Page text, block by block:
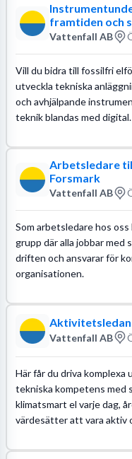
framtiden och
Vattenfall AB
Vill du bidra till fossilfri
utveckla tekniska
och avhjälpande
teknik blandas med digital.
Arbetsledare
Forsmark
Vattenfall AB
Som arbetsledare hos
grupp där alla jobbar med
driften och ansvarar för
organisationen.
Vattenfall AB
Här får du driva komplexa
tekniska kompetens med
klimatsmart el varje dag,
värdesätter att vara aktiv